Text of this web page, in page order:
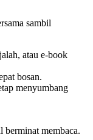
atau e-book
bosan.
menyumbang
membaca.